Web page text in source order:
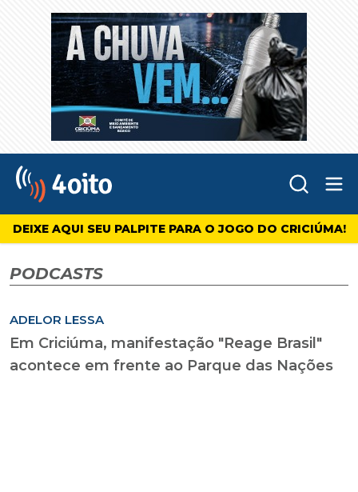
4oito
DEIXE AQUI SEU PALPITE PARA O JOGO DO CRICIÚMA!
PODCASTS
ADELOR LESSA
Em Criciúma, manifestação "Reage Brasil"
acontece em frente ao Parque das Nações